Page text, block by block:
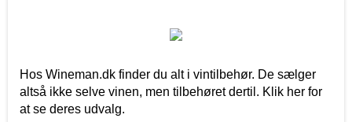
Hos Wineman.dk finder du alt i vintilbehør. De sælger
altså ikke selve vinen, men tilbehøret dertil. Klik her for
at se deres udvalg.